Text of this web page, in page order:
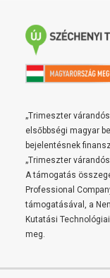
„Trimeszter
elsőbbségi magyar
bejelentésnek
„Trimeszter
A támogatás
Professional
támogatásával, a
Kutatási
meg.